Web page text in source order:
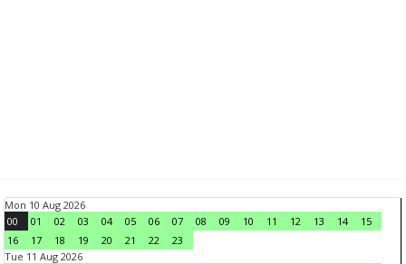
Mon 10 Aug 2026
00
01 02 03 04 05 06 07 08 09 10 11 12 13 14
15
16
17 18 19 20 21 22
23
Tue 11 Aug 2026